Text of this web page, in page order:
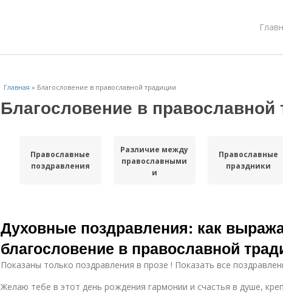
Главная » Благословение в православной традиции
Благословение в православной
Православные
поздравления
Различие между
православными
и
Православные
праздники
Духовные поздравления: как
благословение в православной
Показаны только поздравления в прозе ! Показать все
Желаю тебе в этот день рождения гармонии и счастья в душе,